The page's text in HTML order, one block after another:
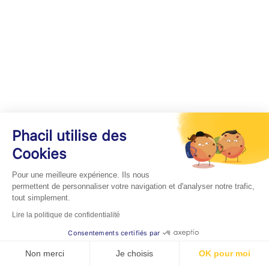
Phacil utilise des
Cookies
Pour une meilleure expérience. Ils nous
permettent de personnaliser votre navigation et d'analyser notre trafic,
tout simplement.
Lire la politique de confidentialité
Consentements certifiés par
Non merci Je choisis OK pour moi